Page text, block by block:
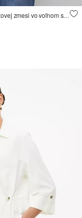
Štruktúrovaná blúzka z viskózovej zmesi vo voľnom strihu